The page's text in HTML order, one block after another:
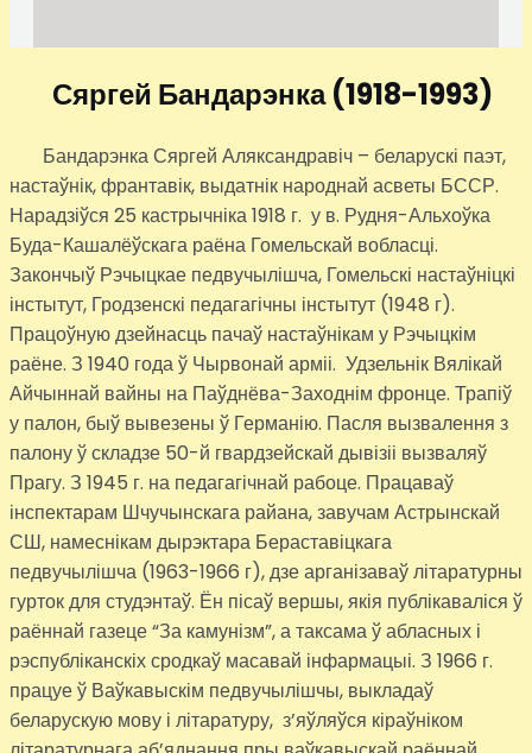
Сяргей Бандарэнка(1918-1993)
Бандарэнка Сяргей Аляксандравіч – беларускі паэт,
настаўнік, франтавік, выдатнік народнай асветы БССР.
Нарадзіўся 25 кастрычніка 1918 г. у в. Рудня-Альхоўка
Буда-Кашалёўскага раёна Гомельскай вобласці.
Закончыў Рэчыцкае педвучылішча, Гомельскі настаўніцкі
інстытут, Гродзенскі педагагічны інстытут (1948 г).
Працоўную дзейнасць пачаў настаўнікам у Рэчыцкім
раёне. З 1940 года ў Чырвонай арміі. Удзельнік Вялікай
Айчыннай вайны на Паўднёва-Заходнім фронце. Трапіў
у палон, быў вывезены ў Германію. Пасля вызвалення з
палону ў складзе 50-й гвардзейскай дывізіі вызваляў
Прагу. З 1945 г. на педагагічнай рабоце. Працаваў
інспектарам Шчучынскага райана, завучам Астрынскай
СШ, намеснікам дырэктара Бераставіцкага
педвучылішча (1963-1966 г), дзе арганізаваў літаратурны
гурток для студэнтаў. Ён пісаў вершы, якія публікаваліся ў
раённай газеце “За камунізм”, а таксама ў абласных і
рэспубліканскіх сродкаў масавай інфармацыі. З 1966 г.
працуе ў Ваўкавыскім педвучылішчы, выкладаў
беларускую мову і літаратуру, з’яўляўся кіраўніком